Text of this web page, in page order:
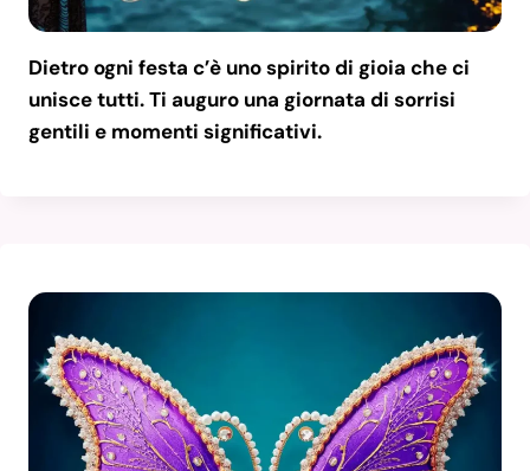
Dietro ogni festa c’è uno spirito di gioia che ci
unisce tutti. Ti auguro una giornata di sorrisi
gentili e momenti significativi.